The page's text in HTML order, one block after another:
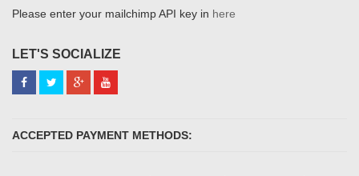
Please enter your mailchimp API key in here
LET'S SOCIALIZE
ACCEPTED PAYMENT METHODS: